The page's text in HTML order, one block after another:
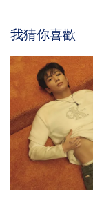
我猜你喜歡